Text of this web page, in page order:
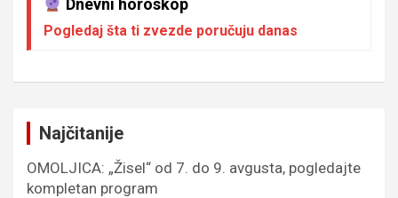
Dnevni horoskop
Pogledaj šta ti zvezde poručuju danas
Najčitanije
OMOLJICA: „Žisel“ od 7. do 9. avgusta, pogledajte
kompletan program